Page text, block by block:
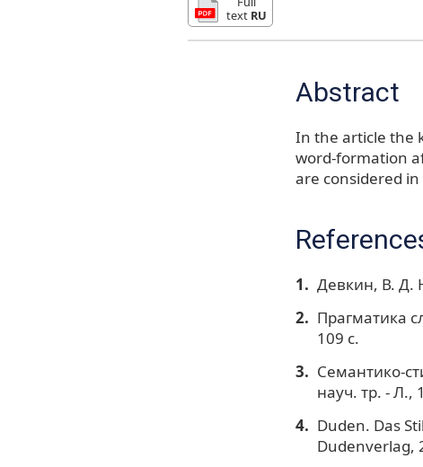
text RU
Abstract
In the article the
word-formation
are considered
Девкин, В. Д.
Прагматика
109 с.
Семантико-
науч. тр. - Л.,
Duden. Das
Dudenverlag,